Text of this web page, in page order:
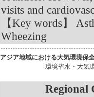
visits and
【Key words】
Wheezing
アジア地域における大気環境保
環境省水・大気
Regional